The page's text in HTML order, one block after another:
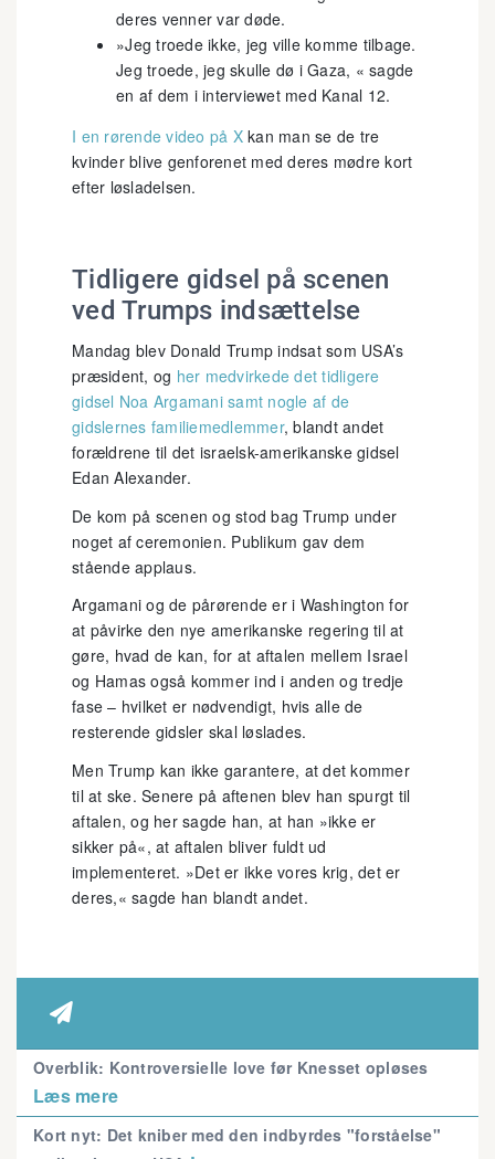
deres venner var døde.
»Jeg troede ikke, jeg ville komme tilbage.
Jeg troede, jeg skulle dø i Gaza, « sagde
en af dem i interviewet med Kanal 12.
I en rørende video på Xkan man se de tre
kvinder blive genforenet med deres mødre kort
efter løsladelsen.
Tidligere gidsel på scenen
ved Trumps indsættelse
Mandag blev Donald Trump indsat som USA’s
præsident, og her medvirkede det tidligere
gidsel Noa Argamani samt nogle af de
gidslernes familiemedlemmer, blandt andet
forældrene til det israelsk-amerikanske gidsel
Edan Alexander.
De kom på scenen og stod bag Trump under
noget af ceremonien. Publikum gav dem
stående applaus.
Argamani og de pårørende er i Washington for
at påvirke den nye amerikanske regering til at
gøre, hvad de kan, for at aftalen mellem Israel
og Hamas også kommer ind i anden og tredje
fase – hvilket er nødvendigt, hvis alle de
resterende gidsler skal løslades.
Men Trump kan ikke garantere, at det kommer
til at ske. Senere på aftenen blev han spurgt til
aftalen, og her sagde han, at han »ikke er
sikker på«, at aftalen bliver fuldt ud
implementeret. »Det er ikke vores krig, det er
deres,« sagde han blandt andet.

Overblik: Kontroversielle love før Knesset opløses
Læs mere
Kort nyt: Det kniber med den indbyrdes "forståelse"